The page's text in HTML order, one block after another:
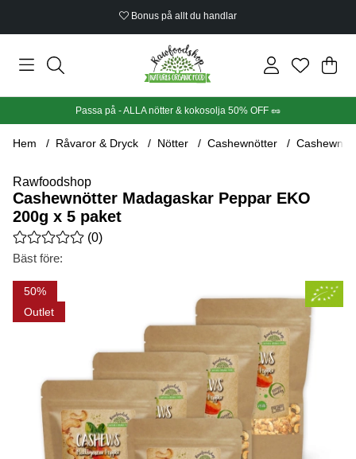
Bonus på allt du handlar
Din
.
Passa på - ALLA nötter & kokosolja 50% OFF 🥜
Hem Råvaror & Dryck Nötter Cashewnötter
Rawfoodshop
Cashewnötter Madagaskar Peppar EKO
200g x 5 paket
Medelbetyg 0 av 5 Antal betyg 0
(0)
Bäst före:
50
Outlet
Produktbilder Cashewnötter Madagaskar Peppar EKO 200g x